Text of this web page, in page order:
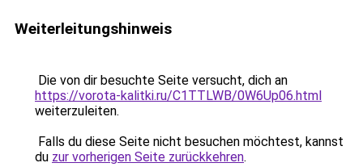
Weiterleitungshinweis
Die von dir besuchte Seite versucht, dich an
https://vorota-kalitki.ru/C1TTLWB/0W6Up06.html
weiterzuleiten.
Falls du diese Seite nicht besuchen möchtest, kannst
du zur vorherigen Seite zurückkehren.